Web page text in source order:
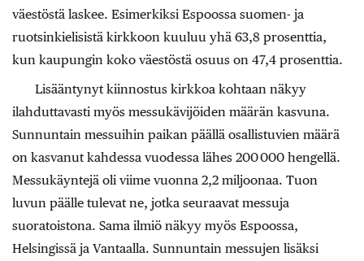
väestöstä laskee. Esimerkiksi ­Espoossa suomen- ja
ruotsinkielisistä kirkkoon kuuluu yhä 63,8 prosenttia,
kun kaupungin koko väestöstä osuus on 47,4 prosenttia.
Lisääntynyt kiinnostus kirkkoa kohtaan näkyy
ilahduttavasti myös messukävijöiden määrän kasvuna.
Sunnuntain messuihin paikan päällä osallistuvien määrä
on kasvanut kahdessa vuodessa lähes 200 000 hengellä.
Messukäyntejä oli viime vuonna 2,2 miljoo­naa. Tuon
luvun päälle tulevat ne, jotka seuraavat messuja
suoratoistona. Sama ilmiö näkyy myös Espoossa,
Helsingissä ja Vantaalla. Sunnuntain messujen lisäksi